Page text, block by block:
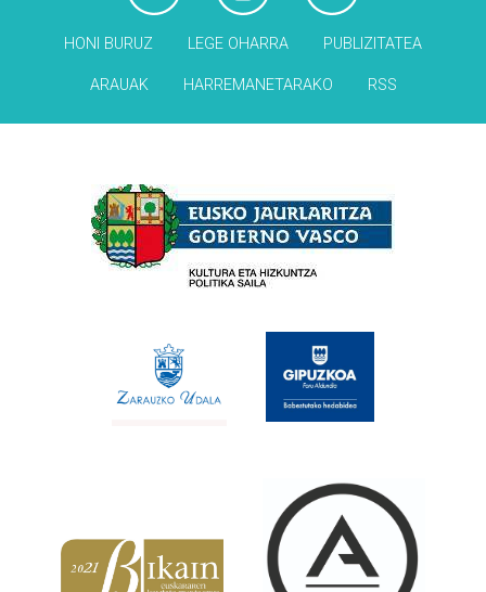
HONI BURUZ LEGE OHARRA PUBLIZITATEA
ARAUAK HARREMANETARAKO RSS